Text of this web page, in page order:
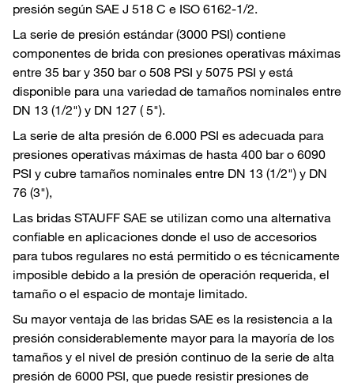
presión según SAE J 518 C e ISO 6162-1/2.
La serie de presión estándar (3000 PSI) contiene
componentes de brida con presiones operativas máximas
entre 35 bar y 350 bar o 508 PSI y 5075 PSI y está
disponible para una variedad de tamaños nominales entre
DN 13 (1/2") y DN 127 ( 5").
La serie de alta presión de 6.000 PSI es adecuada para
presiones operativas máximas de hasta 400 bar o 6090
PSI y cubre tamaños nominales entre DN 13 (1/2") y DN
76 (3"),
Las bridas STAUFF SAE se utilizan como una alternativa
confiable en aplicaciones donde el uso de accesorios
para tubos regulares no está permitido o es técnicamente
imposible debido a la presión de operación requerida, el
tamaño o el espacio de montaje limitado.
Su mayor ventaja de las bridas SAE es la resistencia a la
presión considerablemente mayor para la mayoría de los
tamaños y el nivel de presión continuo de la serie de alta
presión de 6000 PSI, que puede resistir presiones de